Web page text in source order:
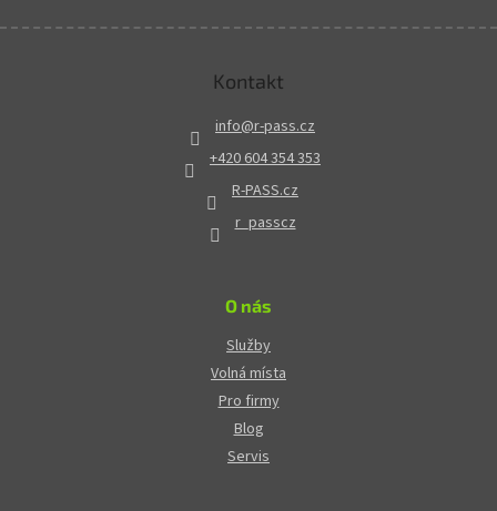
Kontakt
info@r-pass.cz
+420 604 354 353
R-PASS.cz
r_passcz
O nás
Služby
Volná místa
Pro firmy
Blog
Servis